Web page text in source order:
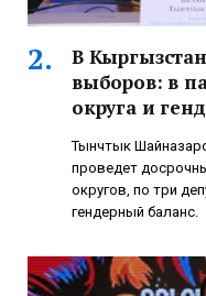
В
выборов: в
округа и
Тынчтык
проведет
округов, по три
гендерный баланс.